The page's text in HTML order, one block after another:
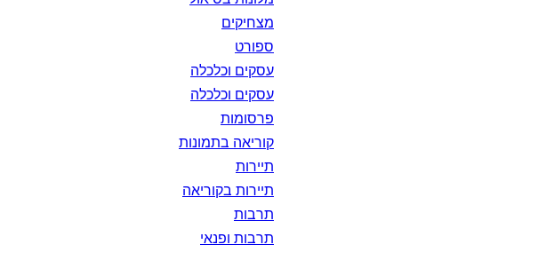
מצחיקים
ספורט
עסקים וכלכלה
עסקים וכלכלה
פרסומות
קוריאה בתמונות
תיירות
תיירות בקוריאה
תרבות
תרבות ופנאי